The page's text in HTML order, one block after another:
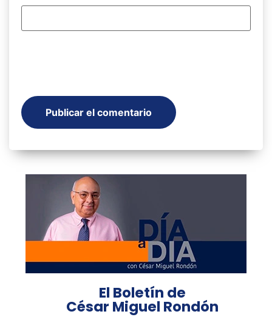
El Boletín de
César Miguel Rondón